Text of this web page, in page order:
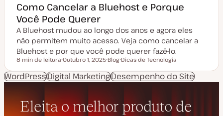
Como Cancelar a Bluehost e Porque
Você Pode Querer
A Bluehost mudou ao longo dos anos e agora eles
não permitem muito acesso. Veja como cancelar a
Bluehost e por que você pode querer fazê-lo.
Tempo de leitura
8 min de leitura
a
t
a
t
Outubro 1, 2025
i
p
a
r
Blog
ó
p
Dicas de Tecnologia
WordPressDigital MarketingDesempenho do Site